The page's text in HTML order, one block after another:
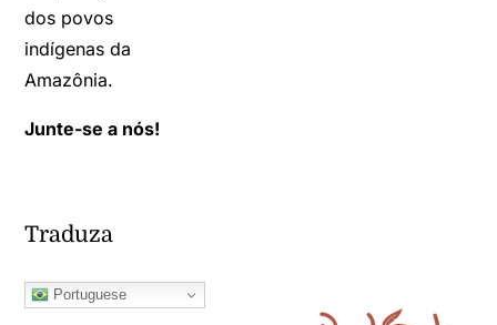
dos povos
indígenas da
Amazônia.
Junte-se a nós!
Traduza
Portuguese